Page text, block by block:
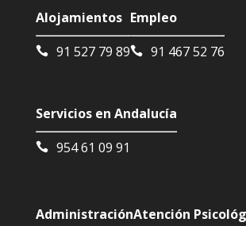
Alojamientos
91 527 79 89
Empleo
91 467 52 76
Servicios en Andalucía
954 61 09 91
AdministraciónAtención